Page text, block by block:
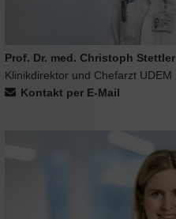
Prof. Dr. med. Christoph Stettler
Klinikdirektor und Chefarzt UDEM
Kontakt per E-Mail